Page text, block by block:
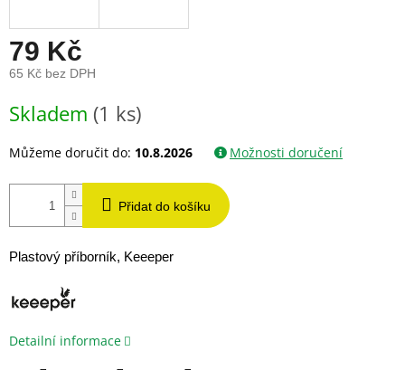
79 Kč
65 Kč bez DPH
cena:
Skladem (1 ks)
Můžeme doručit do: 10.8.2026 Možnosti doručení
Přidat do košíku
Plastový příborník, Keeeper
Detailní informace